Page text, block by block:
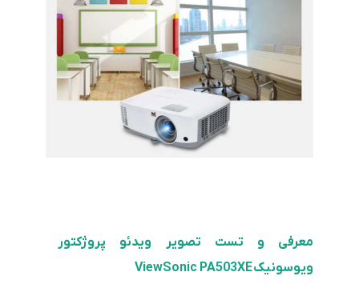
معرفی و تست تصویر ویدئو پروژکتور
ویوسونیک ViewSonic PA503XE